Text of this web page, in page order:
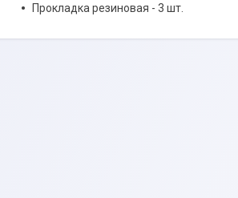
Прокладка резиновая - 3 шт.